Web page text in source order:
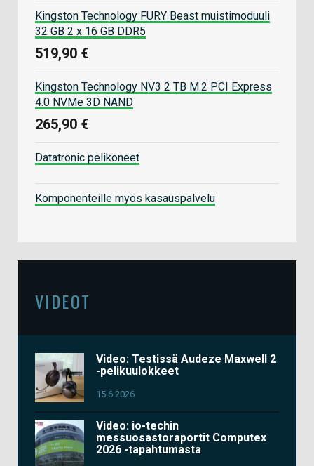
Kingston Technology FURY Beast muistimoduuli
32 GB 2 x 16 GB DDR5
519,90 €
Kingston Technology NV3 2 TB M.2 PCI Express
4.0 NVMe 3D NAND
265,90 €
Datatronic pelikoneet
Komponenteille myös kasauspalvelu
VIDEOT
Video: Testissä Audeze Maxwell 2
-pelikuulokkeet
15.6.2026
Video: io-techin
messuosastoraportit Computex
2026 -tapahtumasta